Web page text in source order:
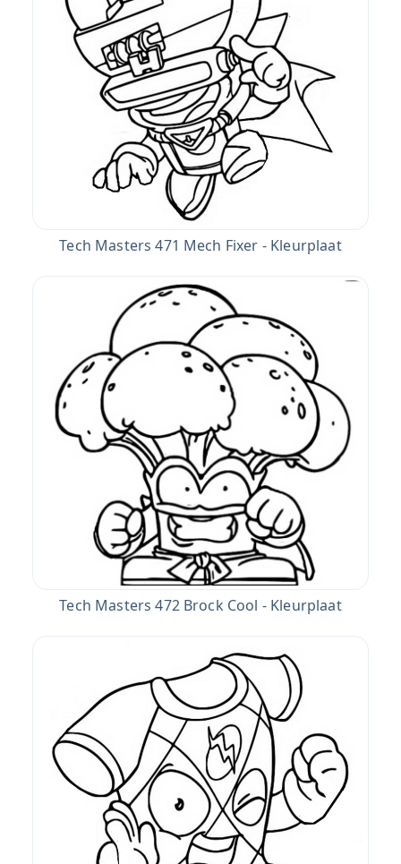
Tech Masters 471 Mech Fixer - Kleurplaat
Tech Masters 472 Brock Cool - Kleurplaat